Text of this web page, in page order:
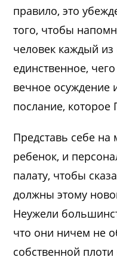
правило, это
того, чтобы
человек каждый из
единственное,
вечное осуждение
послание, которое
Представь себе на
ребенок, и
палату, чтобы
должны этому
Неужели
что они ничем не
собственной